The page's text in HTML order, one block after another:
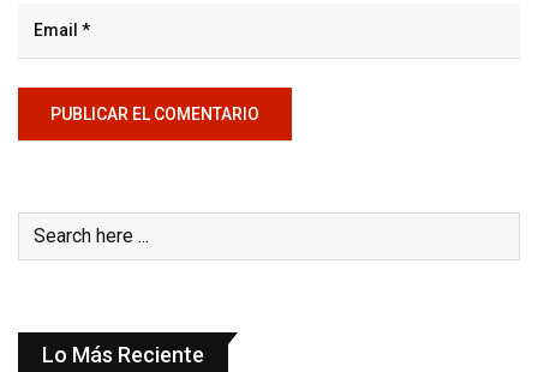
Lo Más Reciente